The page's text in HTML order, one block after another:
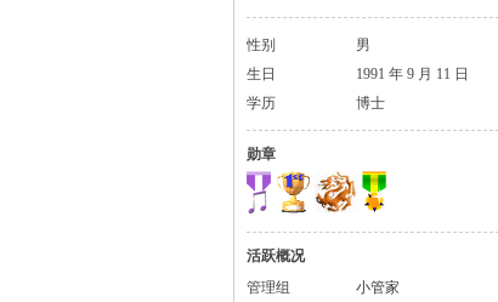
性别
男
生日
1991 年 9 月 11 日
学历
博士
勋章
活跃概况
管理组
小管家